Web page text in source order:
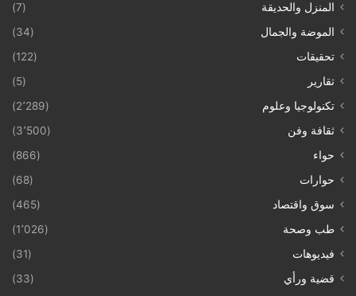
المنزل والحديقة
(7)
الموضة والجمال
(34)
تحقيقات
(122)
تقارير
(5)
تكنولوجيا وعلوم
(2٬289)
ثقافة وفن
(3٬500)
حواء
(866)
حوارات
(68)
سوق واقتصاد
(465)
طب وصحة
(1٬026)
فيديوهات
(31)
قضية ورأي
(33)